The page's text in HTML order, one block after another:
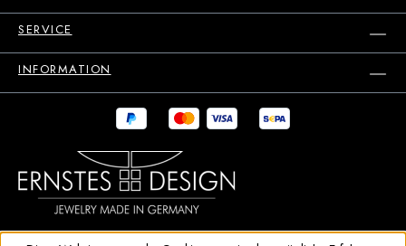
SERVICE
INFORMATION